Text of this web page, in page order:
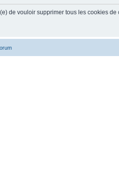
de vouloir supprimer tous les cookies de